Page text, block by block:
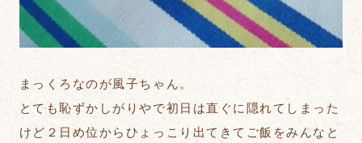
まっくろなのが風子ちゃん。
とても恥ずかしがりやで初日は直ぐに隠れてしまった
けど２日め位からひょっこり出てきてご飯をみんなと